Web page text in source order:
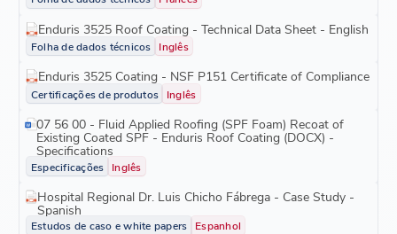
Enduris 3525 Roof Coating - Technical Data Sheet - English
Folha de dados técnicos Inglês
Enduris 3525 Coating - NSF P151 Certificate of Compliance
Certificações de produtos Inglês
07 56 00 - Fluid Applied Roofing (SPF Foam) Recoat of
Existing Coated SPF - Enduris Roof Coating (DOCX) -
Specifications
Especificações Inglês
Hospital Regional Dr. Luis Chicho Fábrega - Case Study -
Spanish
Estudos de caso e white papers Espanhol